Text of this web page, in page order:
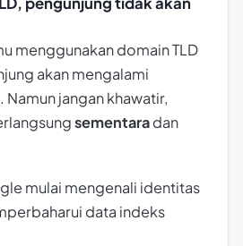
menggunakan domain TLD
akan mengalami
jangan khawatir,
sementaradan
mulai mengenali identitas
data indeks